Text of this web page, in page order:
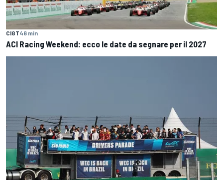
CIGT46 min
ACI Racing Weekend: ecco le date da segnare per il 2027